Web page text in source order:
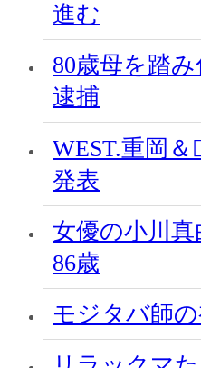
進む
80歳母を踏み
逮捕
WEST.重岡
発表
女優の小川
86歳
モジタバ師